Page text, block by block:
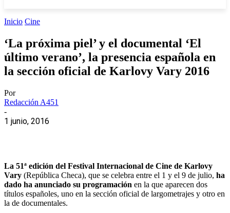
Inicio Cine
‘La próxima piel’ y el documental ‘El
último verano’, la presencia española en
la sección oficial de Karlovy Vary 2016
Por
Redacción A451
-
1 junio, 2016
La 51ª edición del Festival Internacional de Cine de Karlovy
Vary (República Checa), que se celebra entre el 1 y el 9 de julio, ha
dado ha anunciado su programación en la que aparecen dos
títulos españoles, uno en la sección oficial de largometrajes y otro en
la de documentales.